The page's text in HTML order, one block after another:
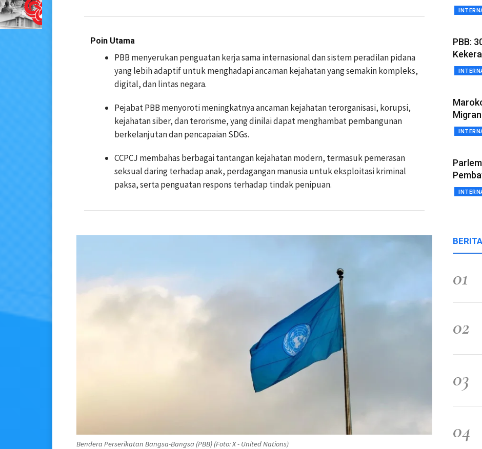
Poin Utama
PBB menyerukan penguatan kerja sama internasional dan sistem peradilan pidana
yang lebih adaptif untuk menghadapi ancaman kejahatan yang semakin kompleks,
digital, dan lintas negara.
Pejabat PBB menyoroti meningkatnya ancaman kejahatan terorganisasi, korupsi,
kejahatan siber, dan terorisme, yang dinilai dapat menghambat pembangunan
berkelanjutan dan pencapaian SDGs.
CCPCJ membahas berbagai tantangan kejahatan modern, termasuk pemerasan
seksual daring terhadap anak, perdagangan manusia untuk eksploitasi kriminal
paksa, serta penguatan respons terhadap tindak penipuan.
Bendera Perserikatan Bangsa-Bangsa (PBB) (Foto: X - United Nations)
PBB:
BERITA
01
02
03
04